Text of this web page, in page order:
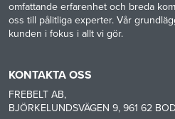
omfattande erfarenhet och breda
oss till pålitliga experter. Vår
kunden i fokus i allt vi gör.
KONTAKTA OSS
FREBELT AB,
BJÖRKELUNDSVÄGEN 9, 961 62